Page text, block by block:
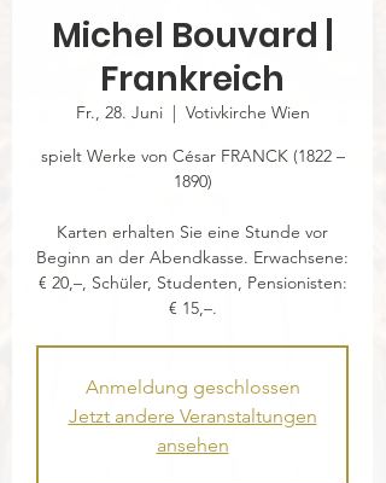
Michel Bouvard |
Frankreich
Fr., 28. Juni
  |
Votivkirche Wien
spielt Werke von César FRANCK (1822 –
1890)
Karten erhalten Sie eine Stunde vor
Beginn an der Abendkasse. Erwachsene:
€ 20,–, Schüler, Studenten, Pensionisten:
€ 15,–.
Anmeldung geschlossen
Jetzt andere Veranstaltungen
ansehen